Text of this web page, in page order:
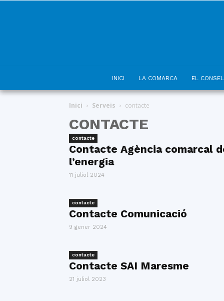
INICI LA COMARCA EL
Inici Serveis contacte
CONTACTE
contacte
Contacte Agència comarcal
l’energia
11 juliol 2024
contacte
Contacte Comunicació
9 gener 2024
contacte
Contacte SAI Maresme
21 juliol 2023